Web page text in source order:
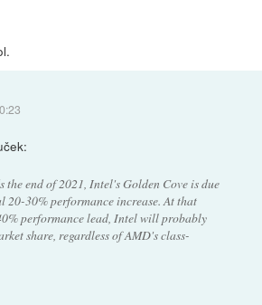
the end of 2021, Intel's Golden Cove is due
20-30% performance increase. At that
performance lead, Intel will probably
share, regardless of AMD's class-